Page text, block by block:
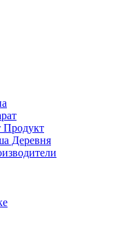
Деревня